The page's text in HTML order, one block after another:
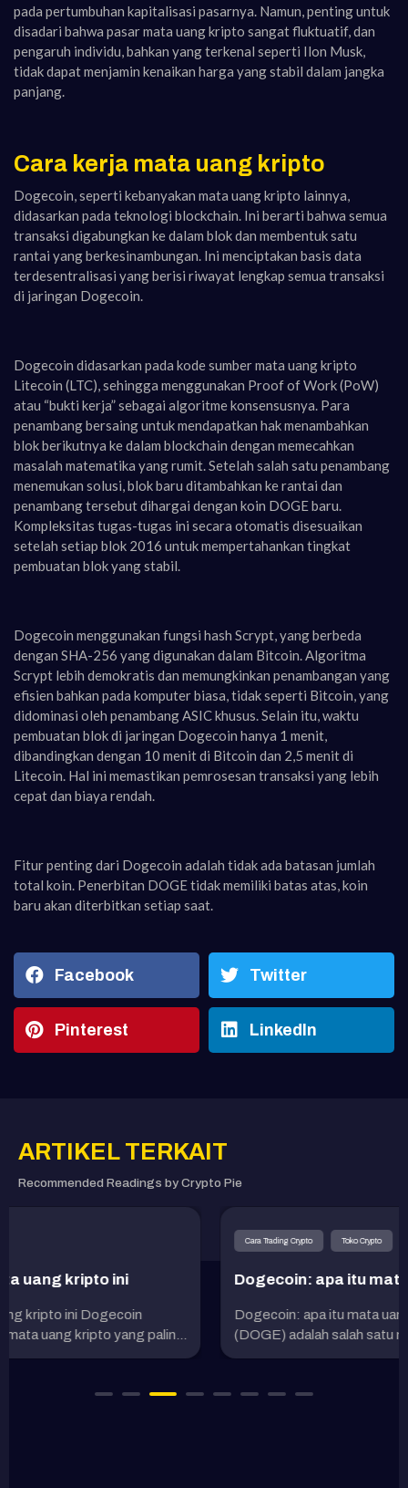
pada pertumbuhan kapitalisasi pasarnya. Namun, penting untuk
disadari bahwa pasar mata uang kripto sangat fluktuatif, dan
pengaruh individu, bahkan yang terkenal seperti Ilon Musk,
tidak dapat menjamin kenaikan harga yang stabil dalam jangka
panjang.
Cara kerja mata uang kripto
Dogecoin, seperti kebanyakan mata uang kripto lainnya,
didasarkan pada teknologi blockchain. Ini berarti bahwa semua
transaksi digabungkan ke dalam blok dan membentuk satu
rantai yang berkesinambungan. Ini menciptakan basis data
terdesentralisasi yang berisi riwayat lengkap semua transaksi
di jaringan Dogecoin.
Dogecoin didasarkan pada kode sumber mata uang kripto
Litecoin (LTC), sehingga menggunakan Proof of Work (PoW)
atau “bukti kerja” sebagai algoritme konsensusnya. Para
penambang bersaing untuk mendapatkan hak menambahkan
blok berikutnya ke dalam blockchain dengan memecahkan
masalah matematika yang rumit. Setelah salah satu penambang
menemukan solusi, blok baru ditambahkan ke rantai dan
penambang tersebut dihargai dengan koin DOGE baru.
Kompleksitas tugas-tugas ini secara otomatis disesuaikan
setelah setiap blok 2016 untuk mempertahankan tingkat
pembuatan blok yang stabil.
Dogecoin menggunakan fungsi hash Scrypt, yang berbeda
dengan SHA-256 yang digunakan dalam Bitcoin. Algoritma
Scrypt lebih demokratis dan memungkinkan penambangan yang
efisien bahkan pada komputer biasa, tidak seperti Bitcoin, yang
didominasi oleh penambang ASIC khusus. Selain itu, waktu
pembuatan blok di jaringan Dogecoin hanya 1 menit,
dibandingkan dengan 10 menit di Bitcoin dan 2,5 menit di
Litecoin. Hal ini memastikan pemrosesan transaksi yang lebih
cepat dan biaya rendah.
Fitur penting dari Dogecoin adalah tidak ada batasan jumlah
total koin. Penerbitan DOGE tidak memiliki batas atas, koin
baru akan diterbitkan setiap saat.
Facebook Twitter
Pinterest LinkedIn
ARTIKEL TERKAIT
Recommended Readings by Crypto Pie
Dogecoin: apa itu mata uang kripto ini
Dogecoin: apa itu mata uang kripto ini Dogecoin
(DOGE) adalah salah satu mata uang kripto yang palin...